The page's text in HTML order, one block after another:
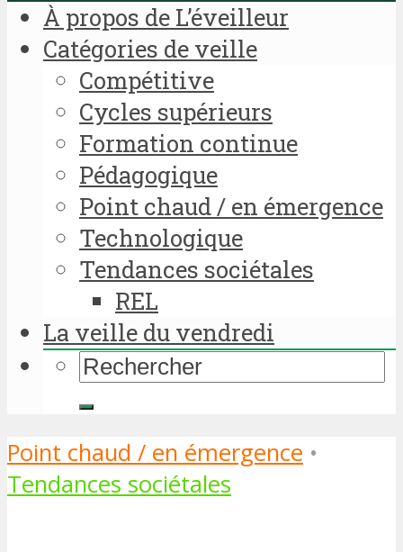
À propos de L’éveilleur
Catégories de veille
Compétitive
Cycles supérieurs
Formation continue
Pédagogique
Point chaud / en émergence
Technologique
Tendances sociétales
REL
La veille du vendredi
Point chaud / en émergence •
Tendances sociétales